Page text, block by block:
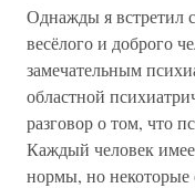
Однажды я встретил
весёлого и доброго
замечательным
областной
разговор о том, что
Каждый человек
нормы, но некоторые